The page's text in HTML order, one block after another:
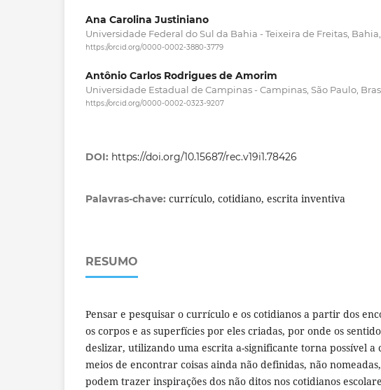
Ana Carolina Justiniano
Universidade Federal do Sul da Bahia - Teixeira de Freitas, Bahia,
https://orcid.org/0000-0002-3880-3779
Antônio Carlos Rodrigues de Amorim
Universidade Estadual de Campinas - Campinas, São Paulo,
https://orcid.org/0000-0002-0323-9207
DOI: https://doi.org/10.15687/rec.v19i1.78426
Palavras-chave: currículo, cotidiano, escrita inventiva
RESUMO
Pensar e pesquisar o currículo e os cotidianos a partir dos
os corpos e as superfícies por eles criadas, por onde os
deslizar, utilizando uma escrita a-significante torna possível a
meios de encontrar coisas ainda não definidas, não
podem trazer inspirações dos não ditos nos cotidianos